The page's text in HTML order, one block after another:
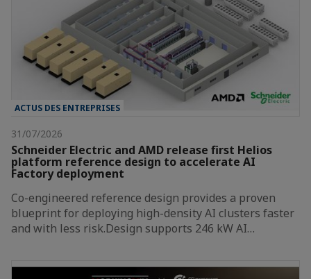
ACTUS DES ENTREPRISES
31/07/2026
Schneider Electric and AMD release first Helios
platform reference design to accelerate AI
Factory deployment
Co-engineered reference design provides a proven
blueprint for deploying high-density AI clusters faster
and with less risk.Design supports 246 kW AI…